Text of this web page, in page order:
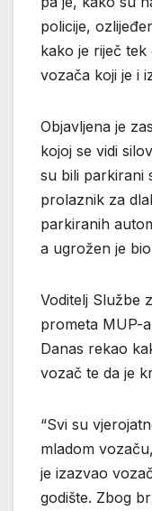
policije,
kako je riječ
vozača koji je i
Objavljena je
kojoj se vidi
su bili parkirani
prolaznik za
parkiranih
a ugrožen je
Voditelj Službe
prometa MUP-
Danas rekao
vozač te da je
“Svi su
mladom
je izazvao
godište. Zbog